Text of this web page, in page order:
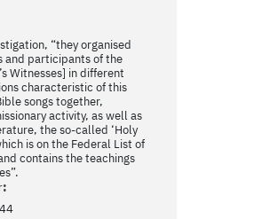
“they organised
and participants of the
Witnesses] in different
characteristic of this
songs together,
activity, as well as
the so-called ‘Holy
is on the Federal List of
contains the teachings